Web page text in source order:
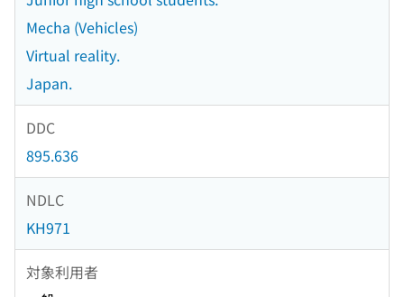
Mecha (Vehicles)
Virtual reality.
Japan.
DDC
895.636
NDLC
KH971
対象利用者